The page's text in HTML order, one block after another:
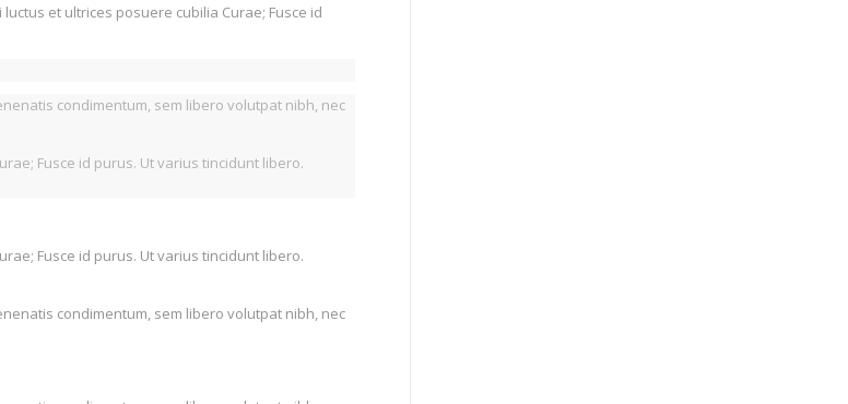
et ultrices posuere cubilia Curae; Fusce id
condimentum, sem libero volutpat nibh, nec
Fusce id purus. Ut varius tincidunt libero.
Fusce id purus. Ut varius tincidunt libero.
condimentum, sem libero volutpat nibh, nec